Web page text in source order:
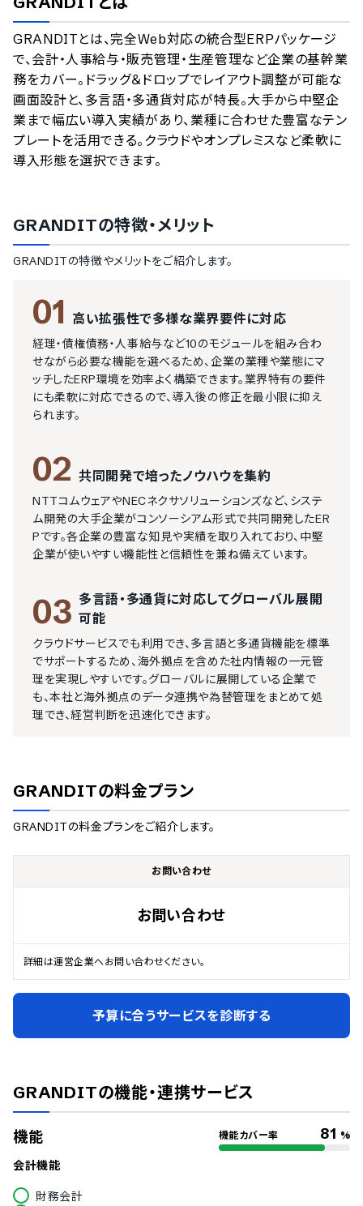
のサービスデータを参照しています。
情報更新者：業界DX最強ナビ編集部 情報取得元 掲載修正依頼
GRANDITとは、完全Web対応の統合型ERPパッケージ
で、会計・人事給与・販売管理・生産管理など企業の基幹業
務をカバー。ドラッグ＆ドロップでレイアウト調整が可能な
画面設計と、多言語・多通貨対応が特長。大手から中堅企
業まで幅広い導入実績があり、業種に合わせた豊富なテン
プレートを活用できる。クラウドやオンプレミスなど柔軟に
導入形態を選択できます。
GRANDITの特徴・メリット
GRANDITの特徴やメリットをご紹介します。
01 高い拡張性で多様な業界要件に対応
経理・債権債務・人事給与など10のモジュールを組み合わ
せながら必要な機能を選べるため、企業の業種や業態にマ
ッチしたERP環境を効率よく構築できます。業界特有の要件
にも柔軟に対応できるので、導入後の修正を最小限に抑え
られます。
02 共同開発で培ったノウハウを集約
NTTコムウェアやNECネクサソリューションズなど、システ
ム開発の大手企業がコンソーシアム形式で共同開発したER
Pです。各企業の豊富な知見や実績を取り入れており、中堅
企業が使いやすい機能性と信頼性を兼ね備えています。
03 多言語・多通貨に対応してグローバル展開
可能
クラウドサービスでも利用でき、多言語と多通貨機能を標準
でサポートするため、海外拠点を含めた社内情報の一元管
理を実現しやすいです。グローバルに展開している企業で
も、本社と海外拠点のデータ連携や為替管理をまとめて処
理でき、経営判断を迅速化できます。
GRANDITの料金プラン
GRANDITの料金プランをご紹介します。
お問い合わせ
お問い合わせ
詳細は運営企業へお問い合わせください。
予算に合うサービスを診断する
GRANDITの機能・連携サービス
機能 機能カバー率 81 %
会計機能
財務会計